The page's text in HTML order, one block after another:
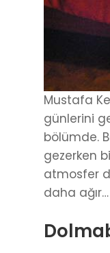
Mustafa
günlerini
bölümde.
gezerken
atmosfer
daha ağır…